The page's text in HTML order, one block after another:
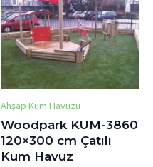
Ahşap Kum Havuzu
Woodpark KUM-3860
120×300 cm Çatılı
Kum Havuz